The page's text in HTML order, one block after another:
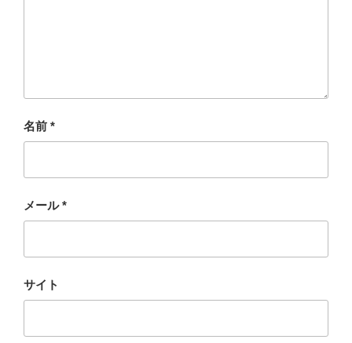
名前 *
メール*
サイト